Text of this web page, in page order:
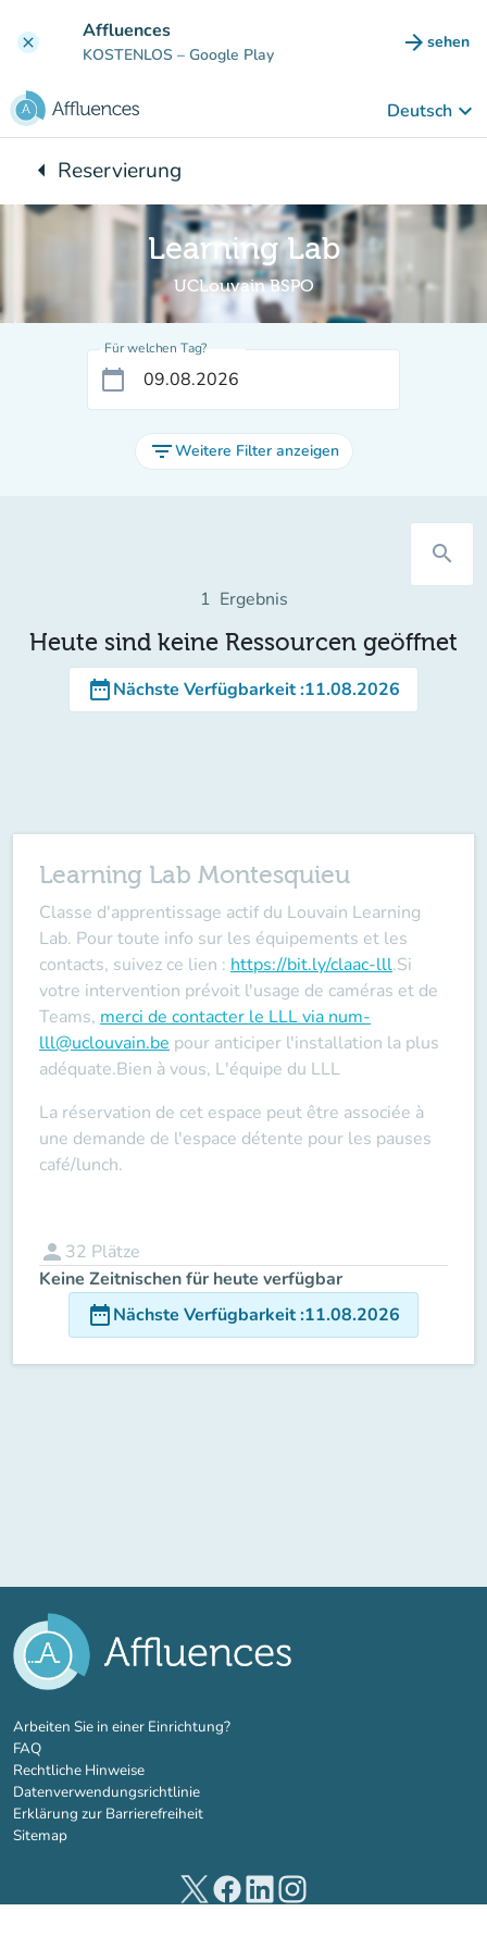
clear Affluences
KOSTENLOS – Google Play arrow_forward sehen
(new
Deutsch keyboard_arrow_down
arrow_leftZurück zu:
Reservierung
Learning Lab
UCLouvain BSPO
Für welchen Tag?
calendar_today
filter_listWeitere Filter anzeigen
search
1 Ergebnis
Heute sind keine Ressourcen geöffnet
date_rangeNächste Verfügbarkeit:11.08.2026
Learning Lab Montesquieu
Classe d'apprentissage actif du Louvain Learning
Lab. Pour toute info sur les équipements et les
contacts, suivez ce lien : https://bit.ly/claac-lll.Si
votre intervention prévoit l'usage de caméras et de
Teams, merci de contacter le LLL via num-
lll@uclouvain.be pour anticiper l'installation la plus
adéquate.Bien à vous, L'équipe du LLL
La réservation de cet espace peut être associée à
une demande de l'espace détente pour les pauses
café/lunch.
person 32 Plätze
Keine Zeitnischen für heute verfügbar
date_rangeNächste Verfügbarkeit:11.08.2026
Arbeiten Sie in einer Einrichtung?(new tab)
FAQ
Rechtliche Hinweise
Datenverwendungsrichtlinie
Erklärung zur Barrierefreiheit
Sitemap
(new tab)(new tab)(new tab)